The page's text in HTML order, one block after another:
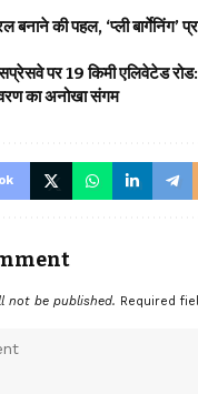
बनाने की पहल, ‘प्ली बार्गेनिंग’
पर 19 किमी एलिवेटेड रोड:
का अनोखा संगम
not be published. Required